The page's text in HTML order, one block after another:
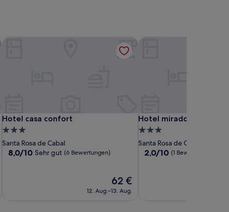
Hotel casa confort
Hotel casa confort
3.0-
Sterne-
Unterkunft
Santa Rosa de Cabal
8.0
8,0/10 Sehr gut (6 Bewertungen)
Der
Preis
beträgt
62 €
12. Aug.–13. Aug.
Hotel mirador San jose
Hotel mirador San jose
3.0-
Sterne-
Unterkunft
Santa Rosa de Cabal
2.0
2,0/10 (1 Bewertung)